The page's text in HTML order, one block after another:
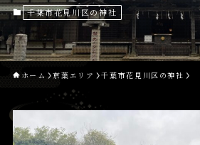
千葉市花見川区の神社
ホーム 京葉エリア 千葉市花見川区の神社